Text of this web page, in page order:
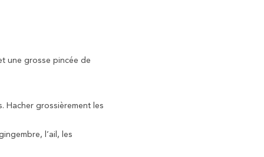
une grosse pincée de
Hacher grossièrement les
l’ail, les